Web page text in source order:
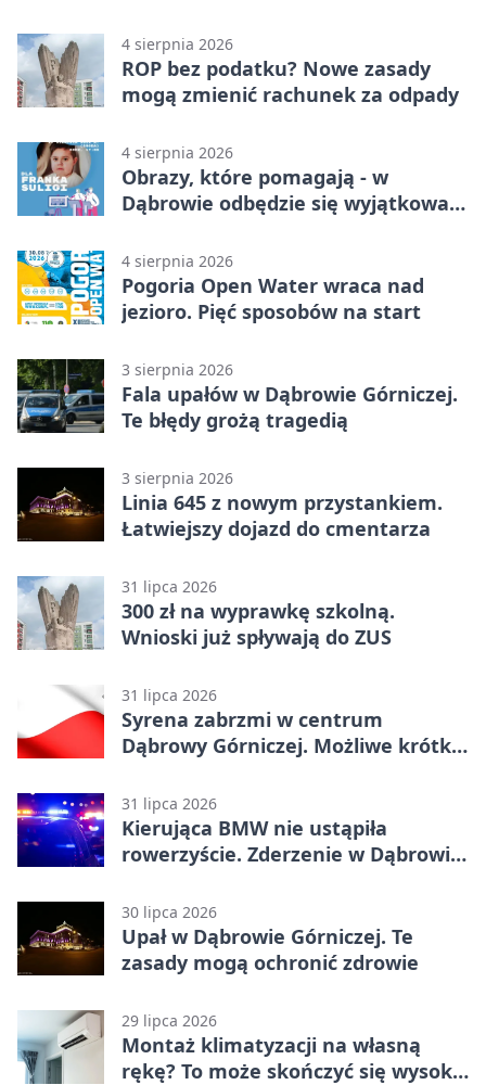
4 sierpnia 2026
ROP bez podatku? Nowe zasady
mogą zmienić rachunek za odpady
4 sierpnia 2026
Obrazy, które pomagają - w
Dąbrowie odbędzie się wyjątkowa
4 sierpnia 2026
Pogoria Open Water wraca nad
jezioro. Pięć sposobów na start
3 sierpnia 2026
Fala upałów w Dąbrowie Górniczej.
Te błędy grożą tragedią
3 sierpnia 2026
Linia 645 z nowym przystankiem.
Łatwiejszy dojazd do cmentarza
31 lipca 2026
300 zł na wyprawkę szkolną.
Wnioski już spływają do ZUS
31 lipca 2026
Syrena zabrzmi w centrum
Dąbrowy Górniczej. Możliwe krótkie
31 lipca 2026
Kierująca BMW nie ustąpiła
rowerzyście. Zderzenie w Dąbrowie
30 lipca 2026
Upał w Dąbrowie Górniczej. Te
zasady mogą ochronić zdrowie
29 lipca 2026
Montaż klimatyzacji na własną
rękę? To może skończyć się wysoką